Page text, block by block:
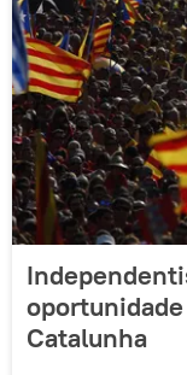
Catalunha